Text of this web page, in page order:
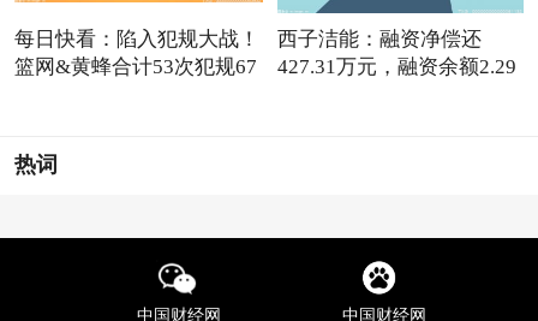
每日快看：陷入犯规大战！
篮网&黄蜂合计53次犯规67
西子洁能：融资净偿还
427.31万元，融资余额2.29
热词
中国财经网 中国财经网